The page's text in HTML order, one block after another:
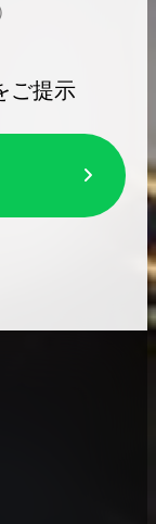
ご提示